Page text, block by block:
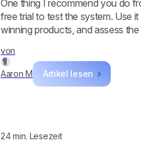
von
Aaron M Artikel lesen
One thing I recommend you do
free trial to test the system. Use
winning products, and assess
24min. Lesezeit